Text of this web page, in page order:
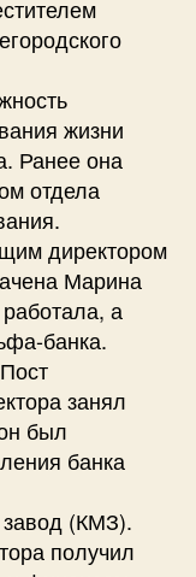
жизни
Ранее она
отдела
директором
Марина
а
банка.
занял
был
банка
завод (КМЗ).
получил